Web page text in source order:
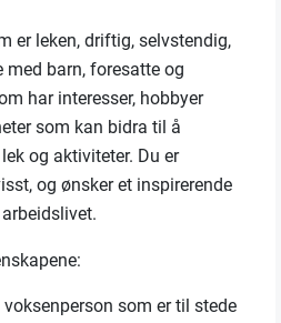
er leken, driftig, selvstendig,
barn, foresatte og
har interesser, hobbyer
som kan bidra til å
og aktiviteter. Du er
, og ønskeret inspirerende
som er til stede